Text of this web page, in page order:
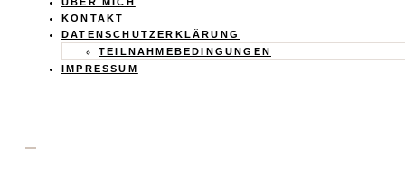
KONTAKT
DATENSCHUTZERKLÄRUNG
TEILNAHMEBEDINGUNGEN
IMPRESSUM